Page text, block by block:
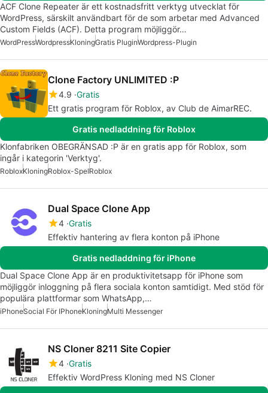
ACF Clone Repeater är ett kostnadsfritt verktyg utvecklat för
WordPress, särskilt användbart för de som arbetar med Advanced
Custom Fields (ACF). Detta program möjliggör…
WordPressWordpressKloningGratis PluginWordpress-Plugin
Clone Factory UNLIMITED :P
4.9 Gratis
Ett gratis program för Roblox, av Club de AimarREC.
Gratis nedladdning för Roblox
Klonfabriken OBEGRÄNSAD :P är en gratis app för Roblox, som
ingår i kategorin 'Verktyg'.
RobloxKloningRoblox-SpelRoblox
Dual Space Clone App
4 Gratis
Effektiv hantering av flera konton på iPhone
Gratis nedladdning för iPhone
Dual Space Clone App är en produktivitetsapp för iPhone som
möjliggör inloggning på flera sociala konton samtidigt. Med stöd för
populära plattformar som WhatsApp,…
iPhoneSocial För IPhoneKloningMulti Messenger
NS Cloner 8211 Site Copier
4 Gratis
Effektiv WordPress Kloning med NS Cloner